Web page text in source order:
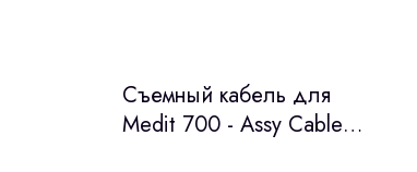
Cъемный кабель для
Medit 700 - Assy Cable